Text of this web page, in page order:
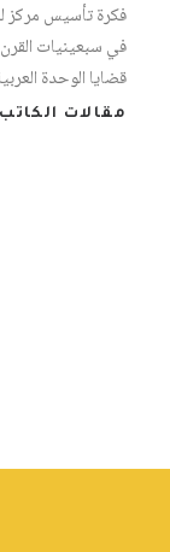
فكرة تأسيس مركز
في سبعينيات
قضايا الوحدة
مقالات الكاتب